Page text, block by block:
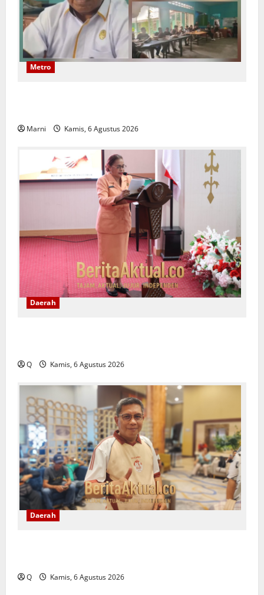
Metro
Marni Kamis, 6 Agustus 2026
Daerah
Q Kamis, 6 Agustus 2026
Daerah
Q Kamis, 6 Agustus 2026